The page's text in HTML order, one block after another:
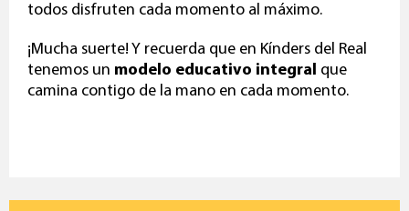
todos disfruten cada momento al máximo.
¡Mucha suerte! Y recuerda que en Kínders del Real
tenemos un modelo educativo integral que
camina contigo de la mano en cada momento.